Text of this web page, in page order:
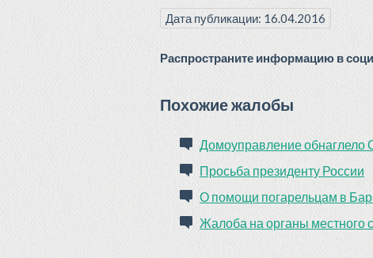
Дата публикации: 16.04.2016
Распространите информацию в
Похожие жалобы
Домоуправление обнаглело
Просьба президенту России
О помощи погарельцам в
Жалоба на органы местного